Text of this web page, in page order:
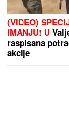
(VIDEO)
IMANJU! U
raspisana
akcije